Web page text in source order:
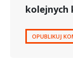
kolejnych